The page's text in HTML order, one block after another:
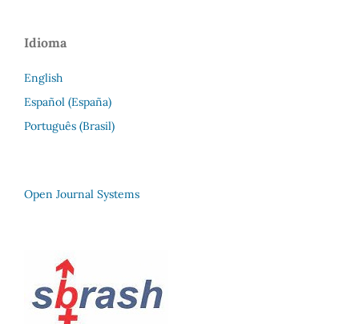
Idioma
English
Español (España)
Português (Brasil)
Open Journal Systems